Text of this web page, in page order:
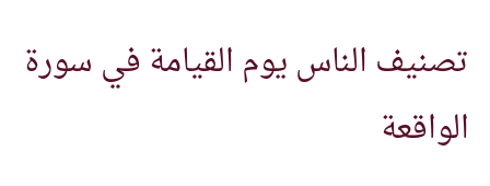
تصنيف الناس يوم القيامة في سورة
الواقعة